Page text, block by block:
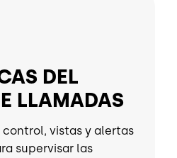
DEL
LLAMADAS
vistas y alertas
supervisar las